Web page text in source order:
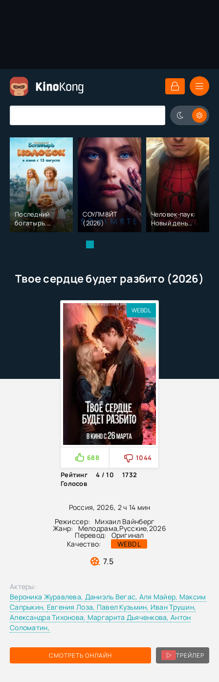
Последний
богатырь.
Колобок (2026)
СОУЛМ8ЙТ
(2026)
Человек-паук:
Новый день
(2026)
Твое сердце будет разбито (2026)
Россия, 2026, 2 ч 14 мин
Режиссер:
Михаил Вайнберг
Жанр: Мелодрама,Русские,2026
Перевод:
Оригинал
Качество:
WEBDL
7.5
WEBDL
688
1044
Рейтинг
4 / 10
1732
Голосов
СМОТРЕТЬ ОНЛАЙН ТРЕЙЛЕР
Актеры:
Вероника Журавлева, Даниэль Вегас, Аля Майер, Максим
Сапрыкин, Евгения Лоза, Павел Кузьмин, Иван Трушин,
Александра Тихонова, Маргарита Дьяченкова,Антон
Соломатин,